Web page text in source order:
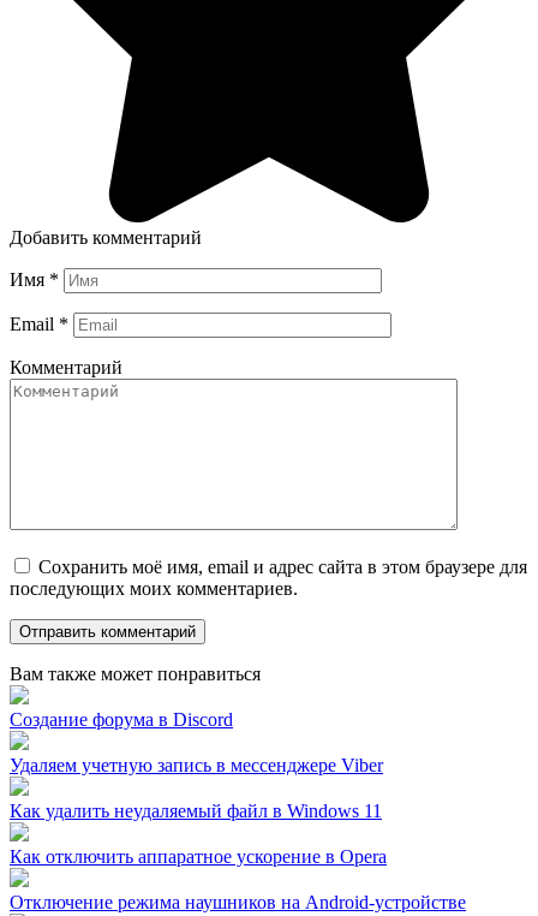
Добавить комментарий
Имя *
Email *
Комментарий
Сохранить моё имя, email и адрес сайта в этом браузере для
последующих моих комментариев.
Вам также может понравиться
Создание форума в Discord
Удаляем учетную запись в мессенджере Viber
Как удалить неудаляемый файл в Windows 11
Как отключить аппаратное ускорение в Opera
Отключение режима наушников на Android-устройстве